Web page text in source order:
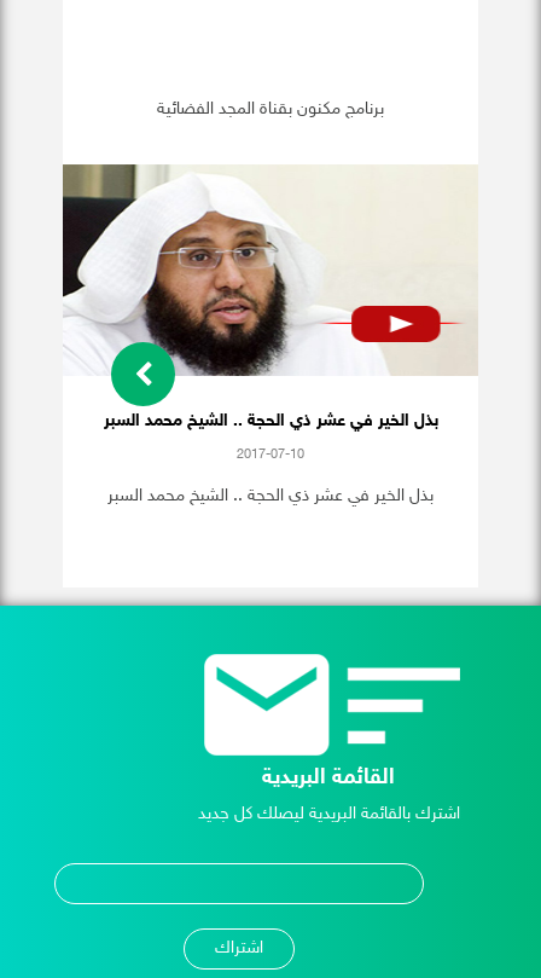
برنامج مكنون بقناة المجد الفضائية
بذل الخير في عشر ذي الحجة .. الشيخ محمد السبر
2017-07-10
بذل الخير في عشر ذي الحجة .. الشيخ محمد السبر
القائمة البريدية
اشترك بالقائمة البريدية ليصلك كل جديد